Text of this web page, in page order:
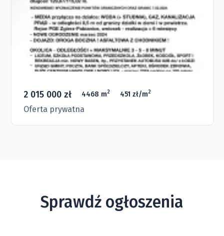
2 015 000 zł 4468 m2 451 zł/m2
Oferta prywatna
Sprawdź ogłoszenia